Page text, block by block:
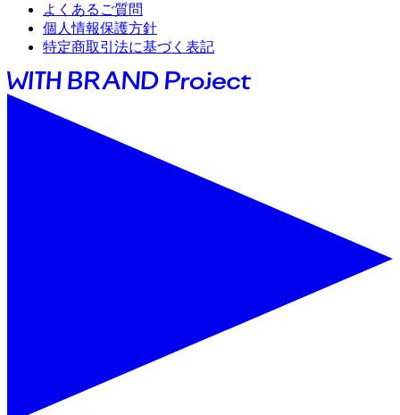
よくあるご質問
個人情報保護方針
特定商取引法に基づく表記